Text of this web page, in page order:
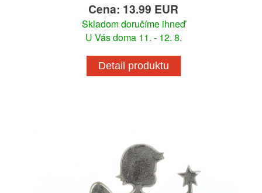
Cena: 13.99 EUR
Skladom doručíme ihneď
U Vás doma 11. - 12. 8.
Detail produktu